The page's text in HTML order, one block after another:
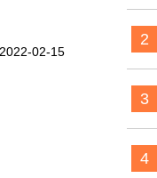
2022-02-15
2
3
4